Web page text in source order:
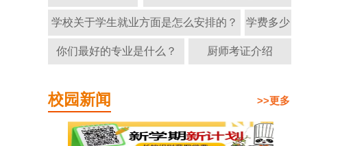
学校关于学生就业方面是怎么安排的？ 学费多少
你们最好的专业是什么？ 厨师考证介绍
校园新闻 >>更多